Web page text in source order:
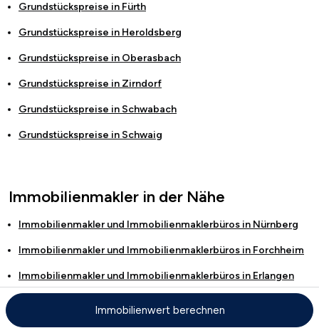
Grundstückspreise in Fürth
Grundstückspreise in Heroldsberg
Grundstückspreise in Oberasbach
Grundstückspreise in Zirndorf
Grundstückspreise in Schwabach
Grundstückspreise in Schwaig
Immobilienmakler in der Nähe
Immobilienmakler und Immobilienmaklerbüros in Nürnberg
Immobilienmakler und Immobilienmaklerbüros in Forchheim
Immobilienmakler und Immobilienmaklerbüros in Erlangen
Immobilienmakler und Immobilienmaklerbüros inBayreuth
Immobilienwert berechnen